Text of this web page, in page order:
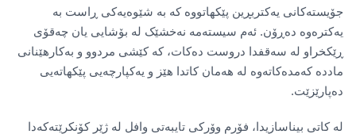
جۆیستەکانی یەکتربڕین پێکهاتووە کە بە شێوەیەکی ڕاست بە
یەکترەوە دەڕۆن. ئەم سیستەمە نەخشێک لە بۆشایی یان چەقۆی
ڕێکخراو لە سەقفدا دروست دەکات، کە کێشی مردوو و بەکارهێنانی
ماددە کەمدەکاتەوە لە هەمان کاتدا هێز و یەکپارچەیی پێکهاتەیی
دەپارێزێت.
لە کاتی بیناسازیدا، فۆرم وۆرکی تایبەتی وافل لە ژێر کۆنکرێتەکەدا